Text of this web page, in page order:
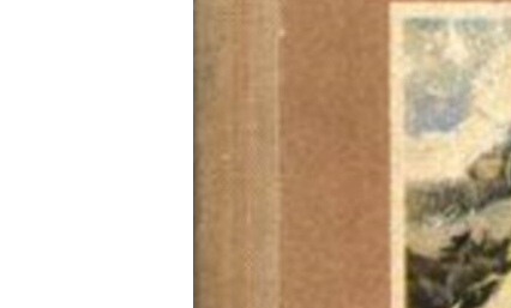
ПОДПИШИТЕСЬ НА РАССЫЛКУ